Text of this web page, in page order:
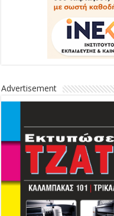
Advertisement